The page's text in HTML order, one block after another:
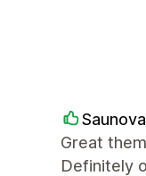
Saunova
Great
Definitely